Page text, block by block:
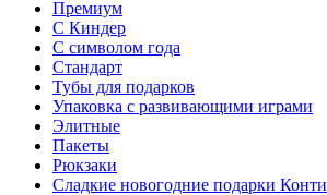
Премиум
С Киндер
С символом года
Стандарт
Тубы для подарков
Упаковка с развивающими играми
Элитные
Пакеты
Рюкзаки
Сладкие новогодние подарки Конти